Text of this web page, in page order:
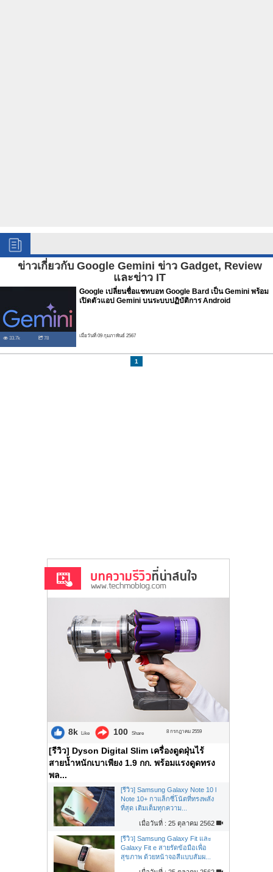
ข่าวเกี่ยวกับ Google Gemini ข่าว Gadget, Review
และข่าว IT
33.7k 78
Google เปลี่ยนชื่อแชทบอท Google Bard เป็น Gemini พร้อม
เปิดตัวแอป Gemini บนระบบปฏิบัติการ Android
เมื่อวันที่ 09 กุมภาพันธ์ 2567
1
8k Like 100 Share 8 กรกฎาคม 2559
[รีวิว] Dyson Digital Slim เครื่องดูดฝุ่นไร้
สายน้ำหนักเบาเพียง 1.9 กก. พร้อมแรงดูดทรง
พล...
[รีวิว] Samsung Galaxy Note 10 l
Note 10+ กาแล็กซี่โน้ตที่ทรงพลัง
ที่สุด เติมเต็มทุกความ...
เมื่อวันที่ : 25 ตุลาคม 2562
[รีวิว] Samsung Galaxy Fit และ
Galaxy Fit e สายรัดข้อมือเพื่อ
สุขภาพ ด้วยหน้าจอสีแบบสัมผ...